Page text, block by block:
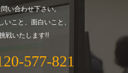
い合わせ下さい。
いこと、面白いこと、
戦いたします!!
577-821